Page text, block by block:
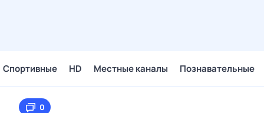
Спортивные HD Местные каналы Познавательные
0